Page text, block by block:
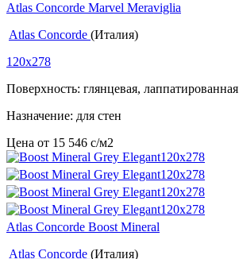
Atlas Concorde Marvel Meraviglia
Atlas Concorde (Италия)
120x278
Поверхность: глянцевая, лаппатированная
Назначение: для стен
Цена от 15 546 c/м2
Atlas Concorde Boost Mineral
Atlas Concorde (Италия)